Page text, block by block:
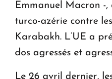
Emmanuel Macron -,
turco-azérie contre
Karabakh. L’UE a
dos agressés et
Le 26 avril dernier,